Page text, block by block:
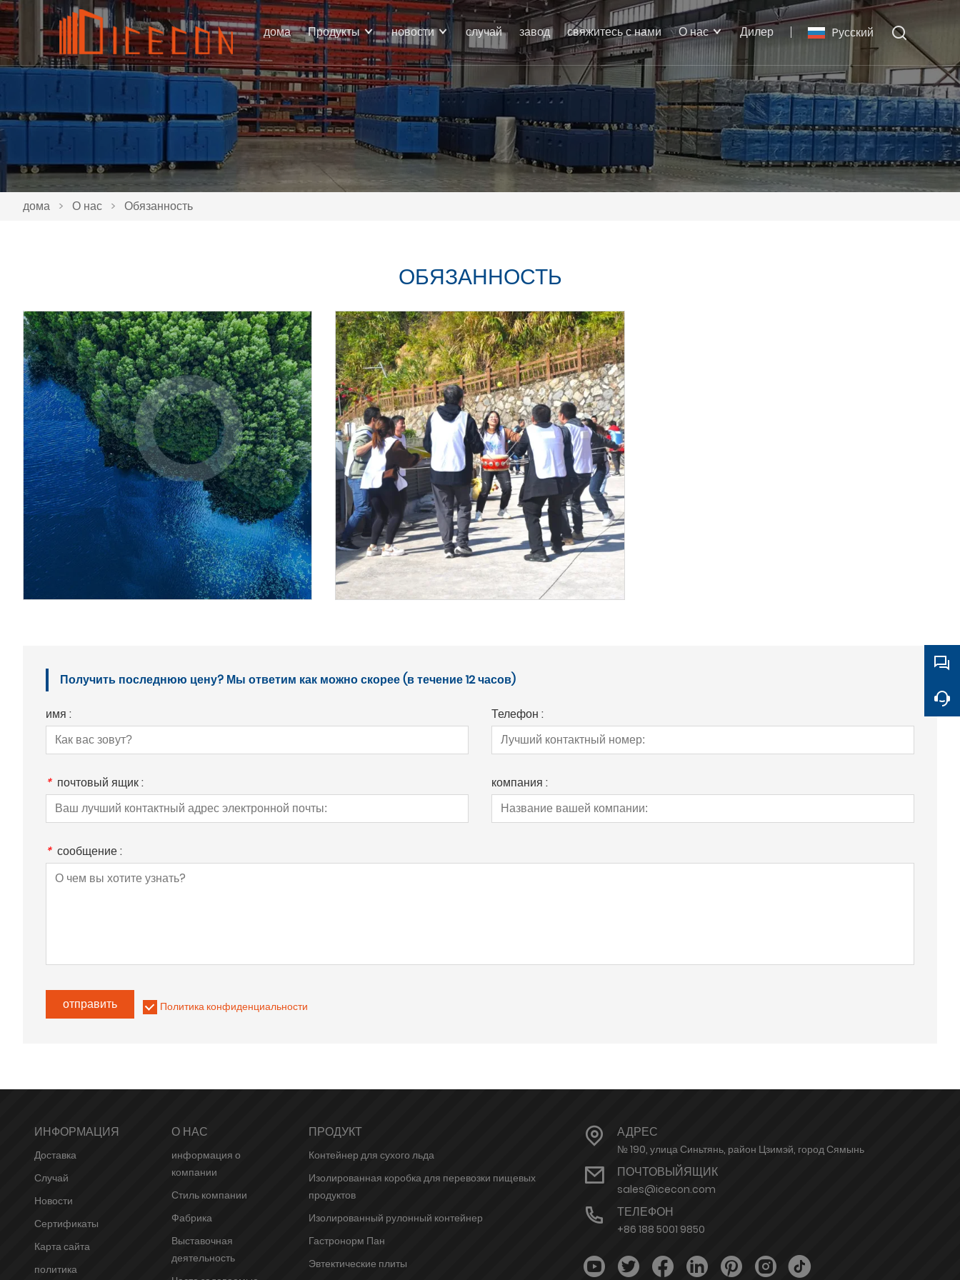
Pусский
дома Продукты новости случай завод свяжитесь с нами О нас Дилер
дома > О нас > Обязанность
ОБЯЗАННОСТЬ
Получить последнюю цену? Мы ответим как можно скорее (в течение 12 часов)
имя : Телефон :
* почтовый ящик : компания :
* сообщение :
отправить Политика конфиденциальности
ИНФОРМАЦИЯ
Доставка
Случай
Новости
Сертификаты
Карта сайта
политика
О НАС
информация о
компании
Стиль компании
Фабрика
Выставочная
деятельность
ПРОДУКТ
Контейнер для сухого льда
Изолированная коробка для перевозки пищевых
продуктов
Изолированный рулонный контейнер
Гастронорм Пан
Эвтектические плиты
АДРЕС
№ 190, улица Синьтянь, район Цзимэй, город Сямынь
ПОЧТОВЫЙЯЩИК
sales@icecon.com
ТЕЛЕФОН
+86 188 5001 9850